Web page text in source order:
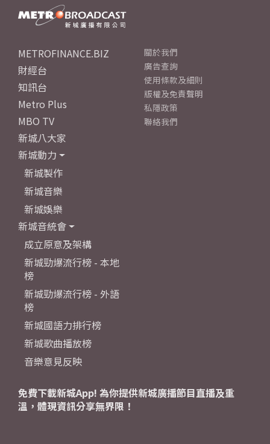
METROFINANCE.BIZ
財經台
知訊台
Metro Plus
MBO TV
新城八大家
新城動力
新城製作
新城音樂
新城娛樂
新城音統會
成立原意及架構
新城勁爆流行榜 - 本地
榜
新城勁爆流行榜 - 外語
榜
新城國語力排行榜
新城歌曲播放榜
音樂意見反映
關於我們
廣告查詢
使用條款及細則
版權及免責聲明
私隱政策
聯絡我們
免費下載新城App! 為你提供新城廣播節目直播及重
溫，體現資訊分享無界限！